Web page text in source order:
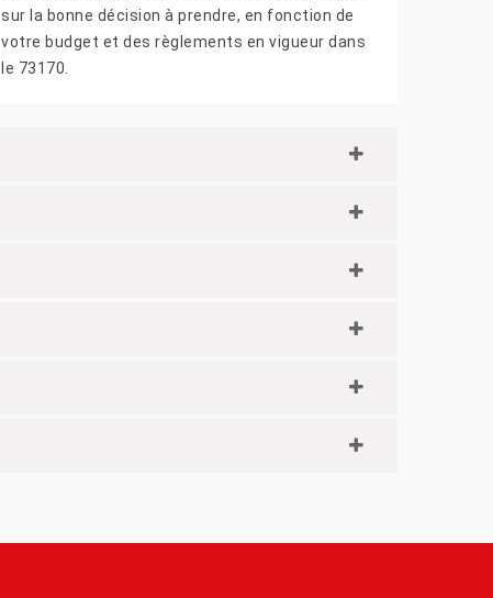
sur la bonne décision à prendre, en fonction de
votre budget et des règlements en vigueur dans
le 73170.